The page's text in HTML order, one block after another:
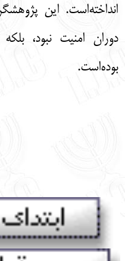
انداخته‌است. این
دوران امنیت نبود،
بوده‌است.